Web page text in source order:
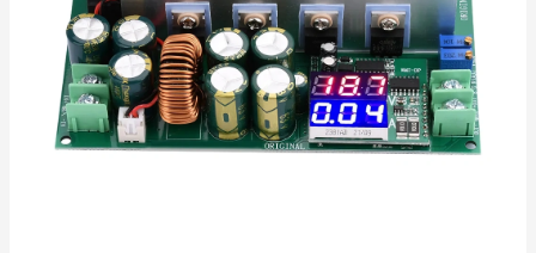
Ajustable
Corriente
Constante